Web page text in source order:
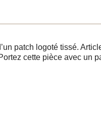
patch logoté tissé.
cette pièce avec un